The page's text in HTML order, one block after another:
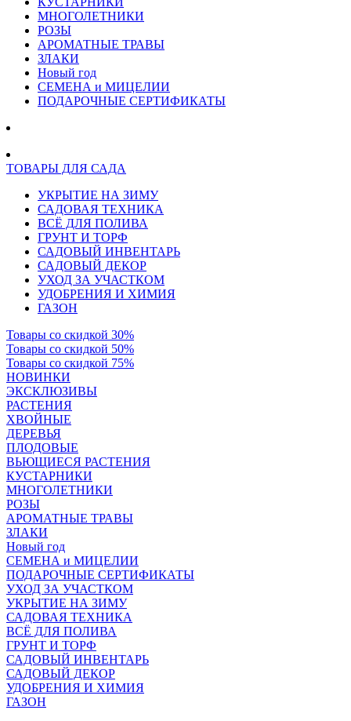
МНОГОЛЕТНИКИ
РОЗЫ
АРОМАТНЫЕ ТРАВЫ
ЗЛАКИ
Новый год
СЕМЕНА и МИЦЕЛИИ
ПОДАРОЧНЫЕ СЕРТИФИКАТЫ
ТОВАРЫ ДЛЯ САДА
УКРЫТИЕ НА ЗИМУ
САДОВАЯ ТЕХНИКА
ВСЁ ДЛЯ ПОЛИВА
ГРУНТ И ТОРФ
САДОВЫЙ ИНВЕНТАРЬ
САДОВЫЙ ДЕКОР
УХОД ЗА УЧАСТКОМ
УДОБРЕНИЯ И ХИМИЯ
ГАЗОН
Товары со скидкой 30%
Товары со скидкой 50%
Товары со скидкой 75%
НОВИНКИ
ЭКСКЛЮЗИВЫ
РАСТЕНИЯ
ХВОЙНЫЕ
ДЕРЕВЬЯ
ПЛОДОВЫЕ
ВЬЮЩИЕСЯ РАСТЕНИЯ
КУСТАРНИКИ
МНОГОЛЕТНИКИ
РОЗЫ
АРОМАТНЫЕ ТРАВЫ
ЗЛАКИ
Новый год
СЕМЕНА и МИЦЕЛИИ
ПОДАРОЧНЫЕ СЕРТИФИКАТЫ
УХОД ЗА УЧАСТКОМ
УКРЫТИЕ НА ЗИМУ
САДОВАЯ ТЕХНИКА
ВСЁ ДЛЯ ПОЛИВА
ГРУНТ И ТОРФ
САДОВЫЙ ИНВЕНТАРЬ
САДОВЫЙ ДЕКОР
УДОБРЕНИЯ И ХИМИЯ
ГАЗОН